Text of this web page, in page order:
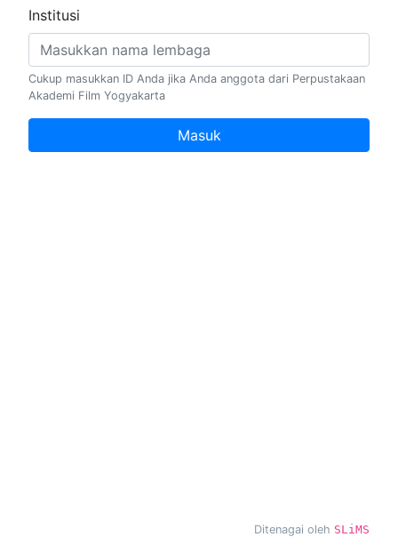
Institusi
Cukup masukkan ID Anda jika Anda anggota dari Perpustakaan
Akademi Film Yogyakarta
Masuk
Ditenagai oleh SLiMS